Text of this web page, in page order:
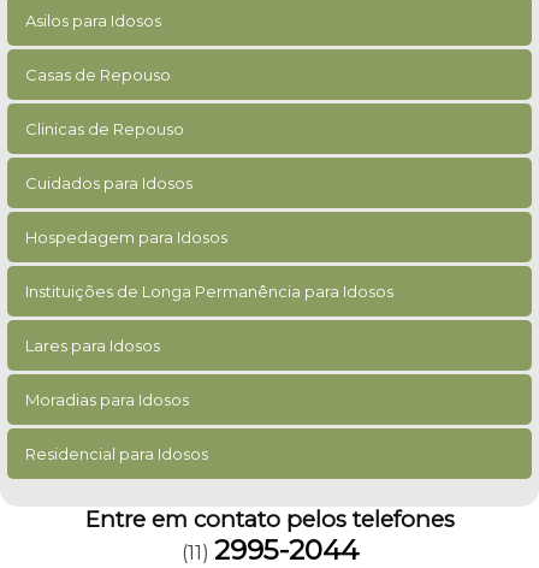
Asilos para Idosos
Casas de Repouso
Clinicas de Repouso
Cuidados para Idosos
Hospedagem para Idosos
Instituições de Longa Permanência para Idosos
Lares para Idosos
Moradias para Idosos
Residencial para Idosos
Entre em contato pelos telefones
(11) 2995-2044